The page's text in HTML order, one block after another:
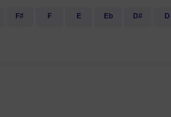
D
D#
Eb
E
F
F#